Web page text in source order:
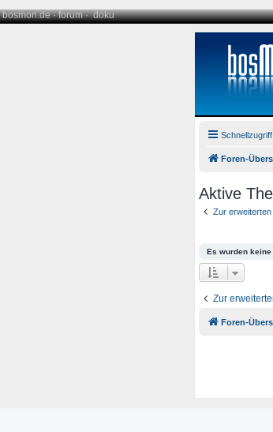
bosmon.de·forum·doku
Schnellzugriff
Foren-
Aktive
Zur
Es wurden keine
Zur
Foren-